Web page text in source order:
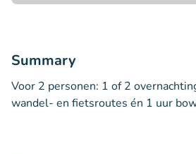
Summary
Voor 2 personen: 1 of 2
wandel- en fietsroutes én 1 uur